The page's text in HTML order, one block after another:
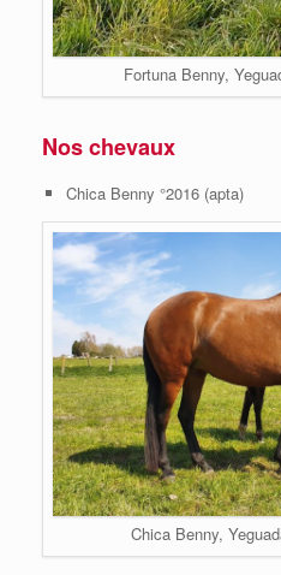
Fortuna Benny,
Nos chevaux
Chica Benny °2016 (apta)
Chica Benny,